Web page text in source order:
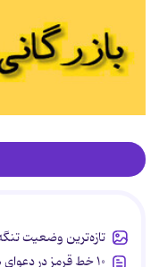
تازه‌ترین وضعیت
۱۰ خط قرمز در دعوای همسران